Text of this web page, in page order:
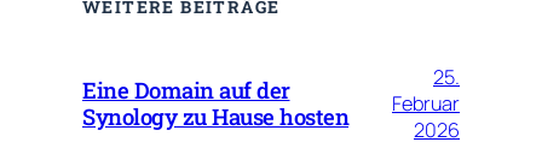
WEITERE BEITRÄGE
Eine Domain auf der
Synology zu Hause hosten
25.
Februar
2026